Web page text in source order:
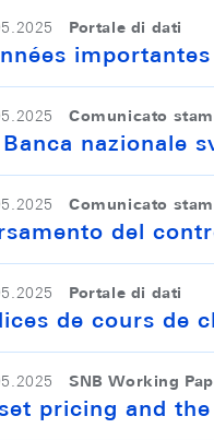
Portale di dati
Comunicato
nazionale
Comunicato
del
Portale di dati
de cours de
SNB Working
pricing and